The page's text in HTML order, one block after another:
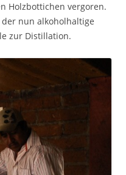
Holzbottichen vergoren.
nun alkoholhaltige
zur Distillation.